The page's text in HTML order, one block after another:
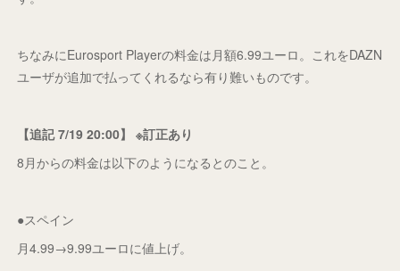
ちなみにEurosport Playerの料金は月額6.99ユーロ。これをDAZN
ユーザが追加で払ってくれるなら有り難いものです。
【追記 7/19 20:00】 ※訂正あり
8月からの料金は以下のようになるとのこと。
●スペイン
月4.99→9.99ユーロに値上げ。